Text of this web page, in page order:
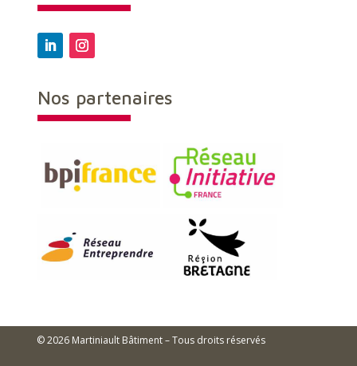
Nos partenaires
© 2026 Martiniault Bâtiment – Tous droits réservés